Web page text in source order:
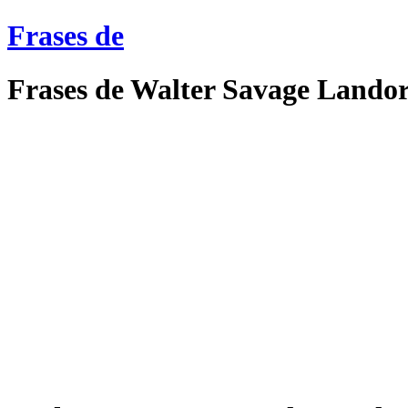
Frases de
Frases de Walter Savage